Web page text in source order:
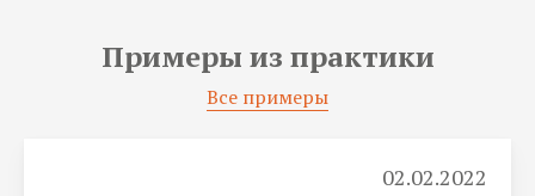
Примеры из практики
Все примеры
02.02.2022